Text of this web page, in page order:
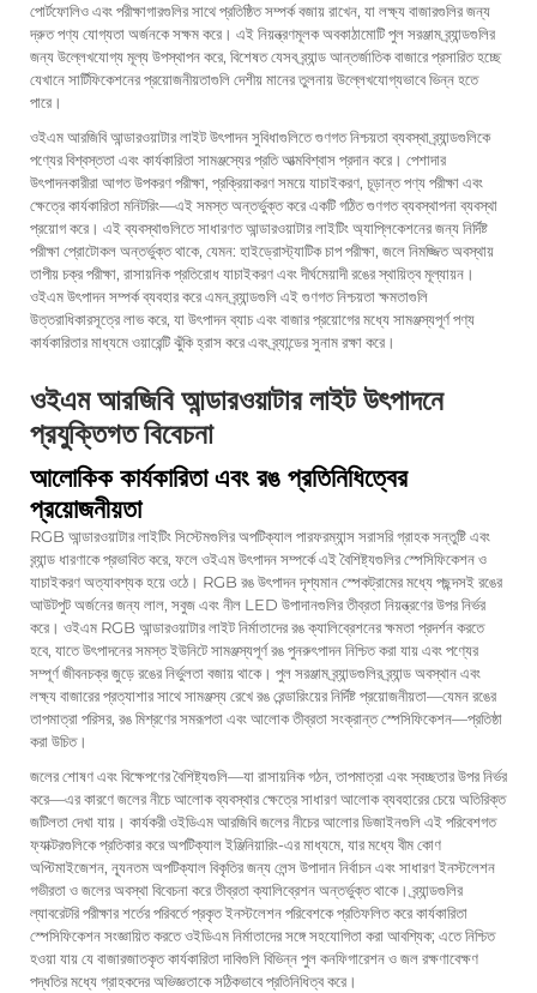
পোর্টফোলিও এবং পরীক্ষাগারগুলির সাথে প্রতিষ্ঠিত সম্পর্ক বজায় রাখেন, যা লক্ষ্য বাজারগুলির জন্য
দ্রুত পণ্য যোগ্যতা অর্জনকে সক্ষম করে। এই নিয়ন্ত্রণমূলক অবকাঠামোটি পুল সরঞ্জাম ব্র্যান্ডগুলির
জন্য উল্লেখযোগ্য মূল্য উপস্থাপন করে, বিশেষত যেসব ব্র্যান্ড আন্তর্জাতিক বাজারে প্রসারিত হচ্ছে
যেখানে সার্টিফিকেশনের প্রয়োজনীয়তাগুলি দেশীয় মানের তুলনায় উল্লেখযোগ্যভাবে ভিন্ন হতে
পারে।
ওইএম আরজিবি আন্ডারওয়াটার লাইট উৎপাদন সুবিধাগুলিতে গুণগত নিশ্চয়তা ব্যবস্থা ব্র্যান্ডগুলিকে
পণ্যের বিশ্বস্ততা এবং কার্যকারিতা সামঞ্জস্যের প্রতি আত্মবিশ্বাস প্রদান করে। পেশাদার
উৎপাদনকারীরা আগত উপকরণ পরীক্ষা, প্রক্রিয়াকরণ সময়ে যাচাইকরণ, চূড়ান্ত পণ্য পরীক্ষা এবং
ক্ষেত্রে কার্যকারিতা মনিটরিং—এই সমস্ত অন্তর্ভুক্ত করে একটি গঠিত গুণগত ব্যবস্থাপনা ব্যবস্থা
প্রয়োগ করে। এই ব্যবস্থাগুলিতে সাধারণত আন্ডারওয়াটার লাইটিং অ্যাপ্লিকেশনের জন্য নির্দিষ্ট
পরীক্ষা প্রোটোকল অন্তর্ভুক্ত থাকে, যেমন: হাইড্রোস্ট্যাটিক চাপ পরীক্ষা, জলে নিমজ্জিত অবস্থায়
তাপীয় চক্র পরীক্ষা, রাসায়নিক প্রতিরোধ যাচাইকরণ এবং দীর্ঘমেয়াদী রঙের স্থায়িত্ব মূল্যায়ন।
ওইএম উৎপাদন সম্পর্ক ব্যবহার করে এমন ব্র্যান্ডগুলি এই গুণগত নিশ্চয়তা ক্ষমতাগুলি
উত্তরাধিকারসূত্রে লাভ করে, যা উৎপাদন ব্যাচ এবং বাজার প্রয়োগের মধ্যে সামঞ্জস্যপূর্ণ পণ্য
কার্যকারিতার মাধ্যমে ওয়ারেন্টি ঝুঁকি হ্রাস করে এবং ব্র্যান্ডের সুনাম রক্ষা করে।
ওইএম আরজিবি আন্ডারওয়াটার লাইট উৎপাদনে
প্রযুক্তিগত বিবেচনা
আলোকিক কার্যকারিতা এবং রঙ প্রতিনিধিত্বের
প্রয়োজনীয়তা
RGB আন্ডারওয়াটার লাইটিং সিস্টেমগুলির অপটিক্যাল পারফরম্যান্স সরাসরি গ্রাহক সন্তুষ্টি এবং
ব্র্যান্ড ধারণাকে প্রভাবিত করে, ফলে ওইএম উৎপাদন সম্পর্কে এই বৈশিষ্ট্যগুলির স্পেসিফিকেশন ও
যাচাইকরণ অত্যাবশ্যক হয়ে ওঠে। RGB রঙ উৎপাদন দৃশ্যমান স্পেকট্রামের মধ্যে পছন্দসই রঙের
আউটপুট অর্জনের জন্য লাল, সবুজ এবং নীল LED উপাদানগুলির তীব্রতা নিয়ন্ত্রণের উপর নির্ভর
করে। ওইএম RGB আন্ডারওয়াটার লাইট নির্মাতাদের রঙ ক্যালিব্রেশনের ক্ষমতা প্রদর্শন করতে
হবে, যাতে উৎপাদনের সমস্ত ইউনিটে সামঞ্জস্যপূর্ণ রঙ পুনরুৎপাদন নিশ্চিত করা যায় এবং পণ্যের
সম্পূর্ণ জীবনচক্র জুড়ে রঙের নির্ভুলতা বজায় থাকে। পুল সরঞ্জাম ব্র্যান্ডগুলির ব্র্যান্ড অবস্থান এবং
লক্ষ্য বাজারের প্রত্যাশার সাথে সামঞ্জস্য রেখে রঙ রেন্ডারিংয়ের নির্দিষ্ট প্রয়োজনীয়তা—যেমন রঙের
তাপমাত্রা পরিসর, রঙ মিশ্রণের সমরূপতা এবং আলোক তীব্রতা সংক্রান্ত স্পেসিফিকেশন—প্রতিষ্ঠা
করা উচিত।
জলের শোষণ এবং বিক্ষেপণের বৈশিষ্ট্যগুলি—যা রাসায়নিক গঠন, তাপমাত্রা এবং স্বচ্ছতার উপর নির্ভর
করে—এর কারণে জলের নীচে আলোক ব্যবস্থার ক্ষেত্রে সাধারণ আলোক ব্যবহারের চেয়ে অতিরিক্ত
জটিলতা দেখা যায়। কার্যকরী ওইডিএম আরজিবি জলের নীচের আলোর ডিজাইনগুলি এই পরিবেশগত
ফ্যাক্টরগুলিকে প্রতিকার করে অপটিক্যাল ইঞ্জিনিয়ারিং-এর মাধ্যমে, যার মধ্যে বীম কোণ
অপ্টিমাইজেশন, ন্যূনতম অপটিক্যাল বিকৃতির জন্য লেন্স উপাদান নির্বাচন এবং সাধারণ ইনস্টলেশন
গভীরতা ও জলের অবস্থা বিবেচনা করে তীব্রতা ক্যালিব্রেশন অন্তর্ভুক্ত থাকে। ব্র্যান্ডগুলির
ল্যাবরেটরি পরীক্ষার শর্তের পরিবর্তে প্রকৃত ইনস্টলেশন পরিবেশকে প্রতিফলিত করে কার্যকারিতা
স্পেসিফিকেশন সংজ্ঞায়িত করতে ওইডিএম নির্মাতাদের সঙ্গে সহযোগিতা করা আবশ্যিক; এতে নিশ্চিত
হওয়া যায় যে বাজারজাতকৃত কার্যকারিতা দাবিগুলি বিভিন্ন পুল কনফিগারেশন ও জল রক্ষণাবেক্ষণ
পদ্ধতির মধ্যে গ্রাহকদের অভিজ্ঞতাকে সঠিকভাবে প্রতিনিধিত্ব করে।